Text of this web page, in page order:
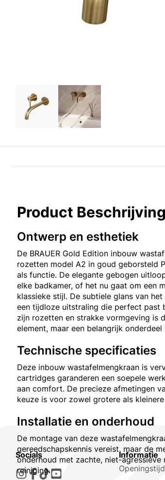
Product Beschrijving
Ontwerp en esthetiek
De BRAUER Gold Edition inbouw
rozetten model A2 in goud geborsteld
als functie. De elegante gebogen
elke badkamer, of het nu gaat om een
klassieke stijl. De subtiele glans van
een tijdloze uitstraling die perfect past
zijn rozetten en strakke vormgeving is
element, maar een belangrijk
Technische specificaties
Deze inbouw wastafelmengkraan is
cartridges garanderen een soepele
aan comfort. De precieze afmetingen
keuze is voor zowel grotere als
Installatie en onderhoud
De montage van deze
gereedschapskennis vereist, maar de
onderhoud met zachte, niet-
reiniging.
Socials
Informatie